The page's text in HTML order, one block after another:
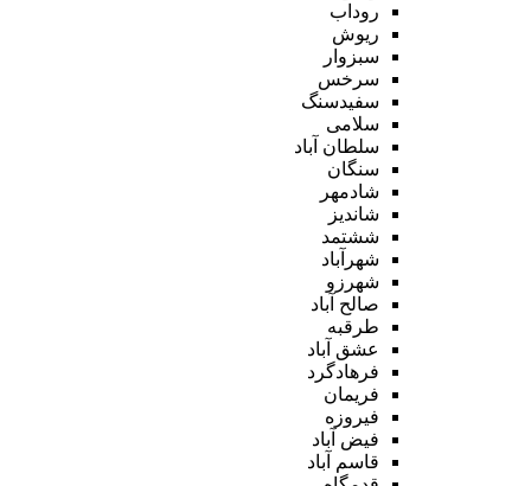
روداب
ریوش
سبزوار
سرخس
سفیدسنگ
سلامی
سلطان آباد
سنگان
شادمهر
شاندیز
ششتمد
شهرآباد
شهرزو
صالح آباد
طرقبه
عشق آباد
فرهادگرد
فریمان
فیروزه
فیض آباد
قاسم آباد